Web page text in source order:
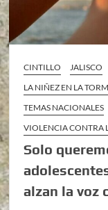
CINTILLO JALISCO
LA NIÑEZ EN LA
TEMAS NACIONALES
VIOLENCIA CONTRA
Solo
alzan la voz